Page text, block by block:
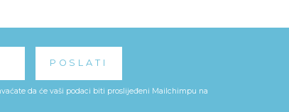
da će vaši podaci biti proslijeđeni Mailchimpu na